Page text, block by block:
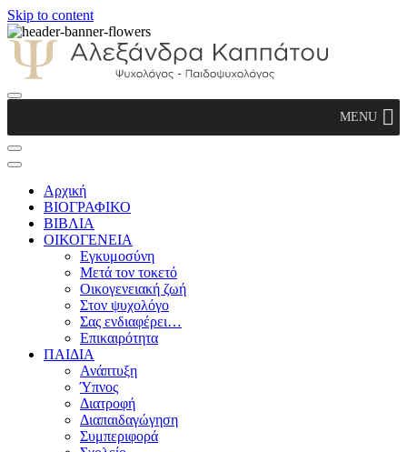
Skip to content
Παιδοψυχολόγος
MENU
Αρχική
ΒΙΟΓΡΑΦΙΚΟ
ΒΙΒΛΙΑ
ΟΙΚΟΓΕΝΕΙΑ
Εγκυμοσύνη
Μετά τον τοκετό
Οικογενειακή ζωή
Στον ψυχολόγο
Σας ενδιαφέρει…
Επικαιρότητα
ΠΑΙΔΙΑ
Ανάπτυξη
Ύπνος
Διατροφή
Διαπαιδαγώγηση
Συμπεριφορά